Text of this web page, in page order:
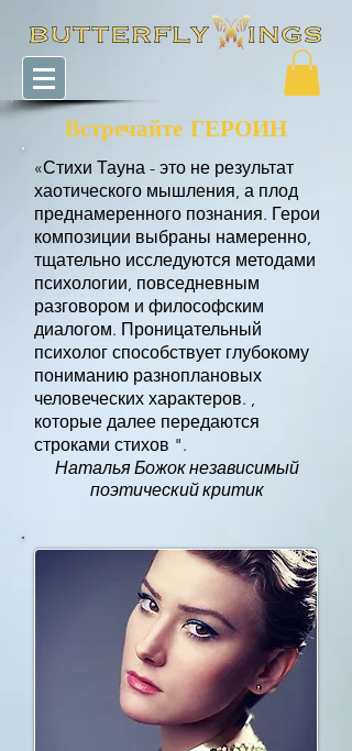
Встречайте ГЕРОИН
«Стихи Тауна - это не результат
хаотического мышления, а плод
преднамеренного познания. Герои
композиции выбраны намеренно,
тщательно исследуются методами
психологии, повседневным
разговором и философским
диалогом. Проницательный
психолог способствует глубокому
пониманию разноплановых
человеческих характеров. ,
которые далее передаются
строками стихов ".
Наталья Божок независимый
поэтический критик